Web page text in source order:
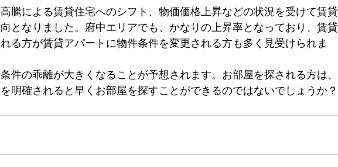
騰による賃貸住宅へのシフト、物価価格上昇などの状況を受けて賃貸
となりました。府中エリアでも、かなりの上昇率となっており、賃貸
る方が賃貸アパートに物件条件を変更される方も多く見受けられま
件の乖離が大きくなることが予想されます。お部屋を探される方は、
明確されると早くお部屋を探すことができるのではないでしょうか？